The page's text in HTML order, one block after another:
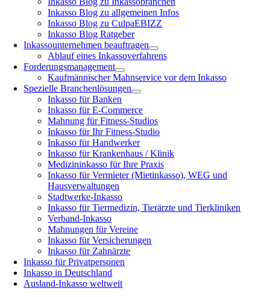
Inkasso Blog zu allgemeinen Infos
Inkasso Blog zu CulpaEBIZZ
Inkasso Blog Ratgeber
Inkassounternehmen beauftragen
Ablauf eines Inkassoverfahrens
Forderungsmanagement
Kaufmännischer Mahnservice vor dem Inkasso
Spezielle Branchenlösungen
Inkasso für Banken
Inkasso für E-Commerce
Mahnung für Fitness-Studios
Inkasso für Ihr Fitness-Studio
Inkasso für Handwerker
Inkasso für Krankenhaus / Klinik
Medizininkasso für Ihre Praxis
Inkasso für Vermieter (Mietinkasso), WEG und
Hausverwaltungen
Stadtwerke-Inkasso
Inkasso für Tiermedizin, Tierärzte und Tierkliniken
Verband-Inkasso
Mahnungen für Vereine
Inkasso für Versicherungen
Inkasso für Zahnärzte
Inkasso für Privatpersonen
Inkasso in Deutschland
Ausland-Inkasso weltweit